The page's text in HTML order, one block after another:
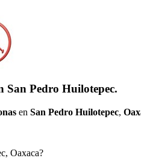
San Pedro Huilotepec.
en San Pedro Huilotepec,
Oaxaca?